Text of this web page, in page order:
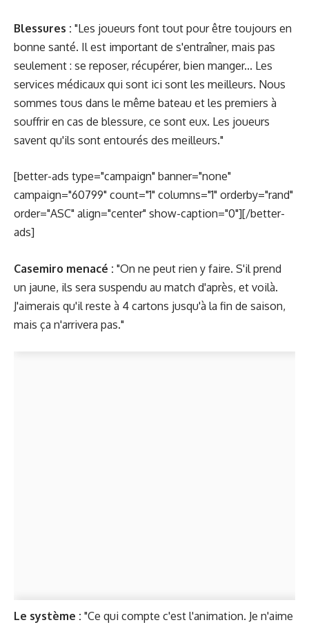
Blessures : "Les joueurs font tout pour être toujours en
bonne santé. Il est important de s'entraîner, mais pas
seulement : se reposer, récupérer, bien manger... Les
services médicaux qui sont ici sont les meilleurs. Nous
sommes tous dans le même bateau et les premiers à
souffrir en cas de blessure, ce sont eux. Les joueurs
savent qu'ils sont entourés des meilleurs."
[better-ads type="campaign" banner="none"
campaign="60799" count="1" columns="1" orderby="rand"
order="ASC" align="center" show-caption="0"][/better-
ads]
Casemiro menacé : "On ne peut rien y faire. S'il prend
un jaune, ils sera suspendu au match d'après, et voilà.
J'aimerais qu'il reste à 4 cartons jusqu'à la fin de saison,
mais ça n'arrivera pas."
Le système : "Ce qui compte c'est l'animation. Je n'aime